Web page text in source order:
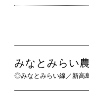
みなとみらい
◎みなとみらい線／新高